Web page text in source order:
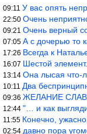
09:11 У вас опять
22:50 Очень неприятно
09:21 Очень верный
07:05 А с дочерью то
17:26 Всегда к Наталье
16:07 Шестой элемент.
13:14 Она лысая что-
10:11 Два
09:36 ЖЕЛАНИЕ
12:44 "… и как
11:55 Конечно, ужасно,
02:54 давно пора